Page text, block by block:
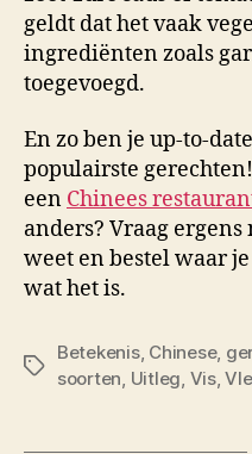
geldt dat het vaak
ingrediënten zoals
toegevoegd.
En zo ben je up-to-
populairste
een Chinees
anders? Vraag
weet en bestel waar
wat het is.
Tags
Betekenis, Chinese,
soorten, Uitleg, Vis,